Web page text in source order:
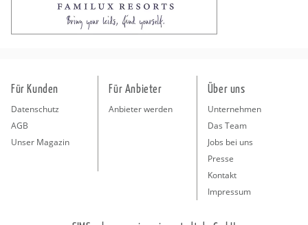
Für Kunden
Datenschutz
AGB
Unser Magazin
Für Anbieter
Anbieter werden
Über uns
Unternehmen
Das Team
Jobs bei uns
Presse
Kontakt
Impressum